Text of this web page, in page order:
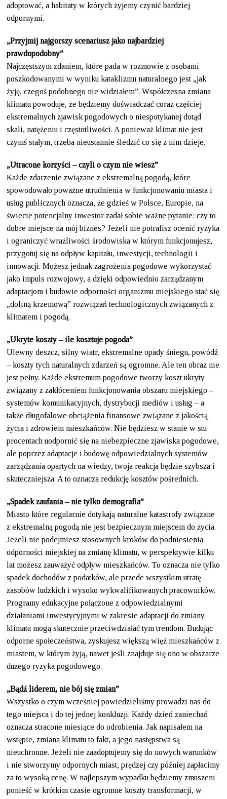
adoptować, a habitaty w których żyjemy czynić bardziej
odpornymi.
„Przyjmij najgorszy scenariusz jako najbardziej
prawdopodobny”
Najczęstszym zdaniem, które pada w rozmowie z osobami
poszkodowanymi w wyniku kataklizmu naturalnego jest „jak
żyję, czegoś podobnego nie widziałem”. Współczesna zmiana
klimatu powoduje, że będziemy doświadczać coraz częściej
ekstremalnych zjawisk pogodowych o niespotykanej dotąd
skali, natężeniu i częstotliwości. A ponieważ klimat nie jest
czymś stałym, trzeba nieustannie śledzić co się z nim dzieje.
„Utracone korzyści – czyli o czym nie wiesz”
Każde zdarzenie związane z ekstremalną pogodą, które
spowodowało poważne utrudnienia w funkcjonowaniu miasta i
usług publicznych oznacza, że gdzieś w Polsce, Europie, na
świecie potencjalny inwestor zadał sobie ważne pytanie: czy to
dobre miejsce na mój biznes? Jeżeli nie potrafisz ocenić ryzyka
i ograniczyć wrażliwości środowiska w którym funkcjonujesz,
przygotuj się na odpływ kapitału, inwestycji, technologii i
innowacji. Możesz jednak zagrożenia pogodowe wykorzystać
jako impuls rozwojowy, a dzięki odpowiednio zarządzanym
adaptacjom i budowie odporności organizmu miejskiego stać się
„doliną krzemową” rozwiązań technologicznych związanych z
klimatem i pogodą.
„Ukryte koszty – ile kosztuje pogoda”
Ulewny deszcz, silny wiatr, ekstremalne opady śniegu, powódź
– koszty tych naturalnych zdarzeń są ogromne. Ale ten obraz nie
jest pełny. Każde ekstremum pogodowe tworzy koszt ukryty
związany z zakłóceniem funkcjonowania obszaru miejskiego –
systemów komunikacyjnych, dystrybucji mediów i usług – a
także długofalowe obciążenia finansowe związane z jakością
życia i zdrowiem mieszkańców. Nie będziesz w stanie w stu
procentach uodpornić się na niebezpieczne zjawiska pogodowe,
ale poprzez adaptacje i budowę odpowiedzialnych systemów
zarządzania opartych na wiedzy, twoja reakcja będzie szybsza i
skuteczniejsza. A to oznacza redukcję kosztów pośrednich.
„Spadek zaufania – nie tylko demografia”
Miasto które regularnie dotykają naturalne katastrofy związane
z ekstremalną pogodą nie jest bezpiecznym miejscem do życia.
Jeżeli nie podejmiesz stosownych kroków do podniesienia
odporności miejskiej na zmianę klimatu, w perspektywie kilku
lat możesz zauważyć odpływ mieszkańców. To oznacza nie tylko
spadek dochodów z podatków, ale przede wszystkim utratę
zasobów ludzkich i wysoko wykwalifikowanych pracowników.
Programy edukacyjne połączone z odpowiedzialnymi
działaniami inwestycyjnymi w zakresie adaptacji do zmiany
klimatu mogą skutecznie przeciwdziałać tym trendom. Budując
odporne społeczeństwa, zyskujesz większą więź mieszkańców z
miastem, w którym żyją, nawet jeśli znajduje się ono w obszarze
dużego ryzyka pogodowego.
„Bądź liderem, nie bój się zmian”
Wszystko o czym wcześniej powiedzieliśmy prowadzi nas do
tego miejsca i do tej jednej konkluzji. Każdy dzień zaniechań
oznacza stracone miesiące do odrobienia. Jak napisałem na
wstępie, zmiana klimatu to fakt, a jego następstwa są
nieuchronne. Jeżeli nie zaadoptujemy się do nowych warunków
i nie stworzymy odpornych miast, prędzej czy później zapłacimy
za to wysoką cenę. W najlepszym wypadku będziemy zmuszeni
ponieść w krótkim czasie ogromne koszty transformacji, w